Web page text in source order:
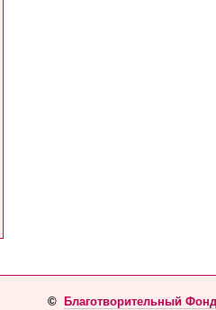
© Благотворительный